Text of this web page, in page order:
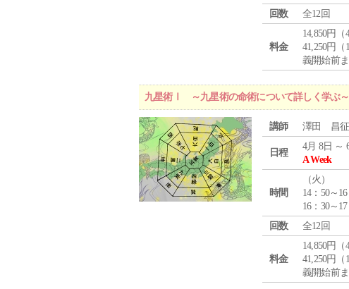
回数
全12回
料金
14,850円
41,250円
義開始前ま
九星術Ⅰ ～九星術の命術について詳しく学ぶ～
講師 澤田 昌征
日程
4月 8日 ～
A Week
時間
（火 ）
14：50～
16：30～
回数
全12回
料金
14,850円
41,250円
義開始前ま